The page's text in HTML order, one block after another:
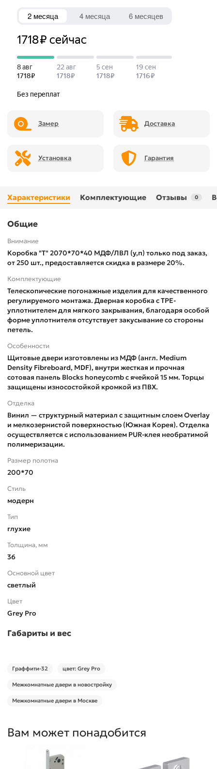
Замер Доставка
Установка Гарантия
Характеристики Комплектующие Отзывы 0
Общие
Внимание
Коробка "Т" 2070*70*40 МДФ/ЛВЛ (у,п) только под заказ,
от 250 шт., предоставляется скидка в размере 20%.
Комплектующие
Телескопические погонажные изделия для качественного
регулируемого монтажа. Дверная коробка с TPE-
уплотнителем для мягкого закрывания, благодаря особой
форме уплотнителя отсутствует закусывание со стороны
петель.
Особенности
Щитовые двери изготовлены из МДФ (англ. Medium
Density Fibreboard, MDF), внутри жесткая и прочная
сотовая панель Blocks honeycomb с ячейкой 15 мм. Торцы
защищены износостойкой кромкой из ПВХ.
Отделка
Винил — структурный материал с защитным слоем Overlay
и мелкозернистой поверхностью (Южная Корея). Отделка
осуществляется с использованием PUR-клея необратимой
полимеризации.
Размер полотна
200*70
Стиль
модерн
Тип
глухие
Толщина, мм
36
Основной цвет
светлый
Цвет
Grey Pro
Габариты и вес
Граффити-32 цвет: Grey Pro
Межкомнатные двери в новостройку
Межкомнатные двери в Москве
Вам может понадобится